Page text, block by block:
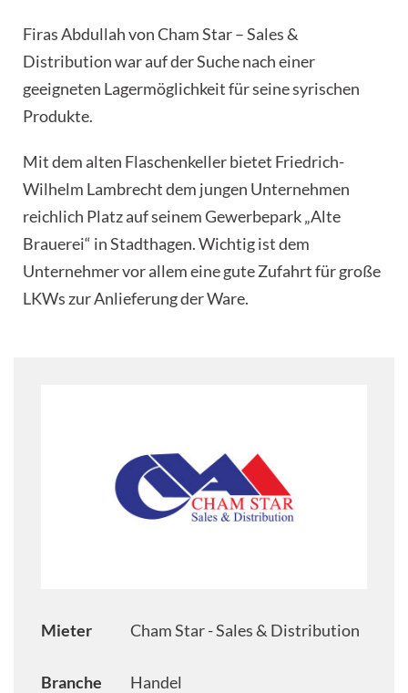
Firas Abdullah von Cham Star – Sales &
Distribution war auf der Suche nach einer
geeigneten Lagermöglichkeit für seine syrischen
Produkte.
Mit dem alten Flaschenkeller bietet Friedrich-
Wilhelm Lambrecht dem jungen Unternehmen
reichlich Platz auf seinem Gewerbepark „Alte
Brauerei“ in Stadthagen. Wichtig ist dem
Unternehmer vor allem eine gute Zufahrt für große
LKWs zur Anlieferung der Ware.
Mieter Cham Star - Sales & Distribution
Branche Handel